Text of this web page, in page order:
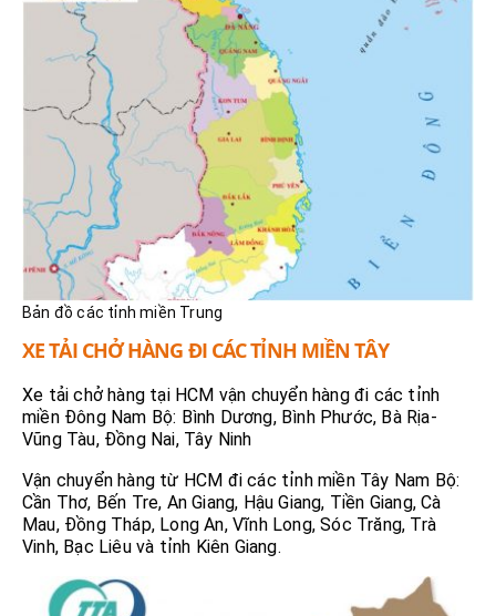
Bản đồ các tỉnh miền Trung
XE TẢI CHỞ HÀNG ĐI CÁC TỈNH MIỀN TÂY
Xe tải chở hàng tại HCM vận chuyển hàng đi các tỉnh
miền Đông Nam Bộ: Bình Dương, Bình Phước, Bà Rịa-
Vũng Tàu, Đồng Nai, Tây Ninh
Vận chuyển hàng từ HCM đi các tỉnh miền Tây Nam Bộ:
Cần Thơ, Bến Tre, An Giang, Hậu Giang, Tiền Giang, Cà
Mau, Đồng Tháp, Long An, Vĩnh Long, Sóc Trăng, Trà
Vinh, Bạc Liêu và tỉnh Kiên Giang.